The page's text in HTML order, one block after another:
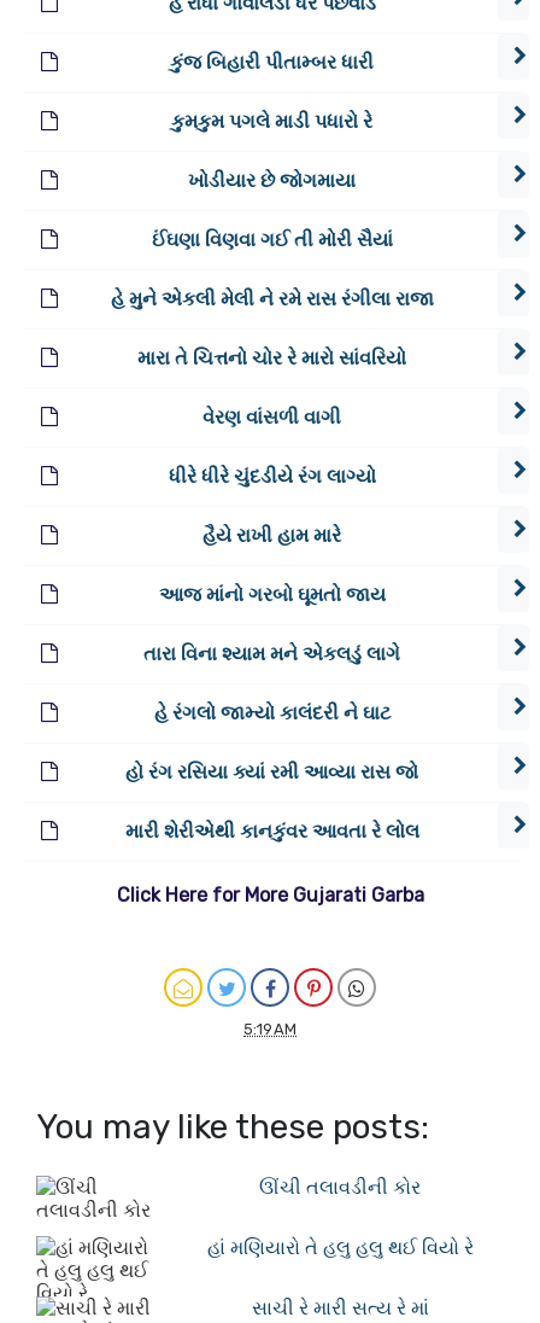
કુંજ બિહારી પીતામ્બર ધારી
કુમકુમ પગલે માડી પધારો રે
ખોડીયાર છે જોગમાયા
ઈંઘણા વિણવા ગઈ તી મોરી સૈયાં
હે મુને એકલી મેલી ને રમે રાસ રંગીલા રાજા
મારા તે ચિત્તનો ચોર રે મારો સાંવરિયો
વેરણ વાંસળી વાગી
ધીરે ધીરે ચુંદડીયે રંગ લાગ્યો
હૈયે રાખી હામ મારે
આજ માંનો ગરબો ઘૂમતો જાય
તારા વિના શ્યામ મને એકલડું લાગે
હે રંગલો જામ્યો કાલંદરી ને ઘાટ
હો રંગ રસિયા ક્યાં રમી આવ્યા રાસ જો
મારી શેરીએથી કાનકુંવર આવતા રે લોલ
Click Here for More Gujarati Garba
5:19 AM
You may like these posts:
ઊંચી તલાવડીની કોર
હાં મણિયારો તે હલુ હલુ થઈ વિયો રે
સાચી રે મારી સત્ય રે માં